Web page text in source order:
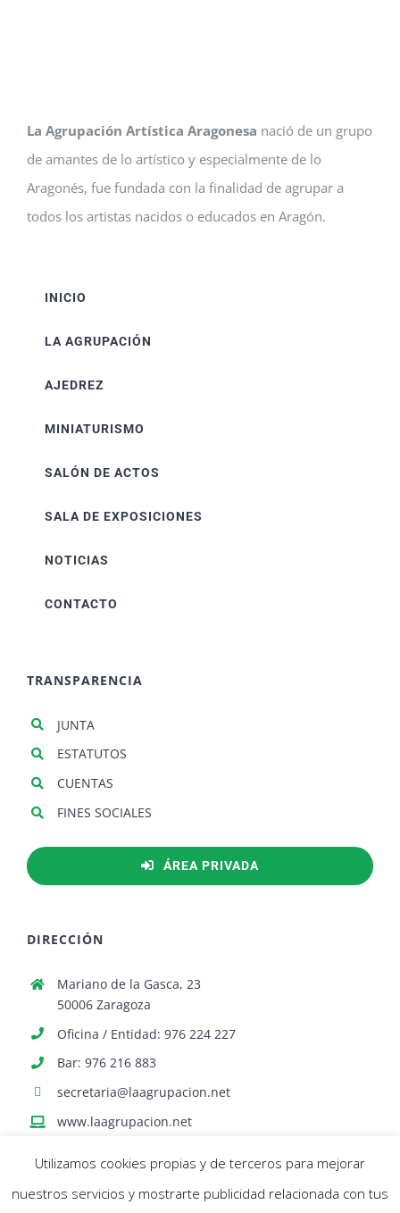
La Agrupación Artística Aragonesa nació de un grupo
de amantes de lo artístico y especialmente de lo
Aragonés, fue fundada con la finalidad de agrupar a
todos los artistas nacidos o educados en Aragón.
INICIO
LA AGRUPACIÓN
AJEDREZ
MINIATURISMO
SALÓN DE ACTOS
SALA DE EXPOSICIONES
NOTICIAS
CONTACTO
TRANSPARENCIA
JUNTA
ESTATUTOS
CUENTAS
FINES SOCIALES
ÁREA PRIVADA
DIRECCIÓN
Mariano de la Gasca, 23
50006 Zaragoza
Oficina / Entidad: 976 224 227
Bar: 976 216 883
secretaria@laagrupacion.net
www.laagrupacion.net
Utilizamos cookies propias y de terceros para mejorar
nuestros servicios y mostrarte publicidad relacionada con tus